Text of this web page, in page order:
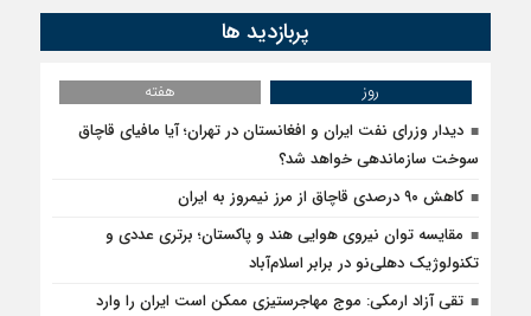
پربازدید ها
روز
هفته
دیدار وزرای نفت ایران و افغانستان در تهران؛ آیا مافیای قاچاق
سوخت سازماندهی خواهد شد؟
کاهش ۹۰ درصدی قاچاق از مرز نیمروز به ایران
مقایسه توان نیروی هوایی هند و پاکستان؛ برتری عددی و
تکنولوژیک دهلی‌نو در برابر اسلام‌آباد
تقی آزاد ارمکی: موج مهاجرستیزی ممکن است ایران را وارد